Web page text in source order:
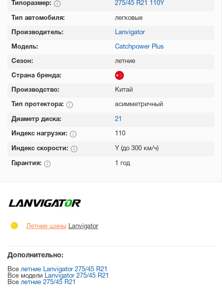
Типоразмер: 275/45 R21 110Y
Тип автомобиля: легковые
Производитель: Lanvigator
Модель: Catchpower Plus
Сезон: летние
Страна бренда:
Производство: Китай
Тип протектора: асимметричный
Диаметр диска: 21
Индекс нагрузки: 110
Индекс скорости: Y (до 300 км/ч)
Гарантия: 1 год
Летние шины Lanvigator
Дополнительно:
Все летние Lanvigator 275/45 R21
Все модели Lanvigator 275/45 R21
Все летние 275/45 R21